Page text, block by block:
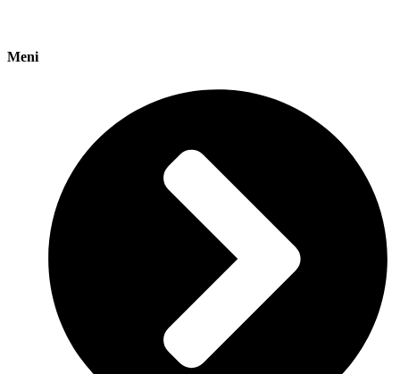
Meni